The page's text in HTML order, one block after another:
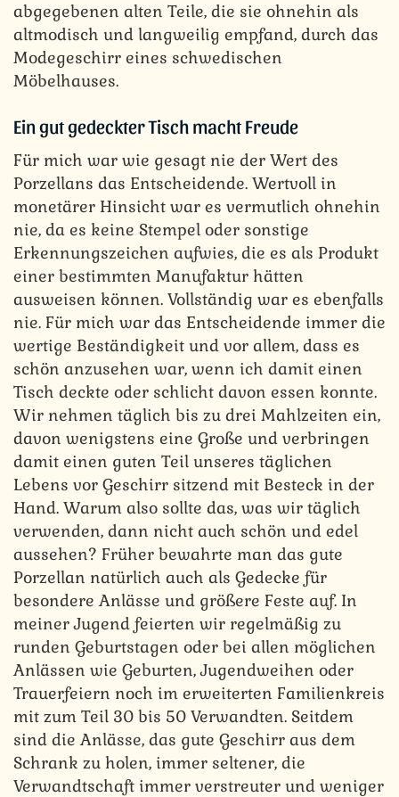
abgegebenen alten Teile, die sie ohnehin als
altmodisch und langweilig empfand, durch das
Modegeschirr eines schwedischen
Möbelhauses.
Ein gut gedeckter Tisch macht Freude
Für mich war wie gesagt nie der Wert des
Porzellans das Entscheidende. Wertvoll in
monetärer Hinsicht war es vermutlich ohnehin
nie, da es keine Stempel oder sonstige
Erkennungszeichen aufwies, die es als Produkt
einer bestimmten Manufaktur hätten
ausweisen können. Vollständig war es ebenfalls
nie. Für mich war das Entscheidende immer die
wertige Beständigkeit und vor allem, dass es
schön anzusehen war, wenn ich damit einen
Tisch deckte oder schlicht davon essen konnte.
Wir nehmen täglich bis zu drei Mahlzeiten ein,
davon wenigstens eine Große und verbringen
damit einen guten Teil unseres täglichen
Lebens vor Geschirr sitzend mit Besteck in der
Hand. Warum also sollte das, was wir täglich
verwenden, dann nicht auch schön und edel
aussehen? Früher bewahrte man das gute
Porzellan natürlich auch als Gedecke für
besondere Anlässe und größere Feste auf. In
meiner Jugend feierten wir regelmäßig zu
runden Geburtstagen oder bei allen möglichen
Anlässen wie Geburten, Jugendweihen oder
Trauerfeiern noch im erweiterten Familienkreis
mit zum Teil 30 bis 50 Verwandten. Seitdem
sind die Anlässe, das gute Geschirr aus dem
Schrank zu holen, immer seltener, die
Verwandtschaft immer verstreuter und weniger